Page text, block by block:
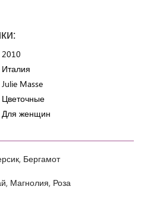
2010
Италия
Julie Masse
Цветочные
Для женщин
Бергамот
Магнолия, Роза